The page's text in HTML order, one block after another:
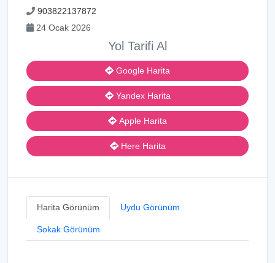
903822137872
24 Ocak 2026
Yol Tarifi Al
Google Harita
Yandex Harita
Apple Harita
Here Harita
Harita Görünüm Uydu Görünüm
Sokak Görünüm